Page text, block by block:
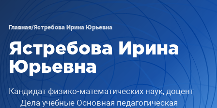
Главная/Ястребова Ирина Юрьевна
Ястребова Ирина
Юрьевна
Кандидат физико-математических наук, доцент
Дела учебные Основная педагогическая